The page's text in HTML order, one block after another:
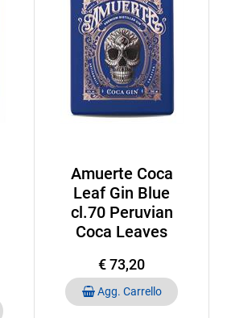
Amuerte Coca
Leaf Gin Blue
cl.70 Peruvian
Coca Leaves
€ 73,20
Quantità
Agg. Carrello